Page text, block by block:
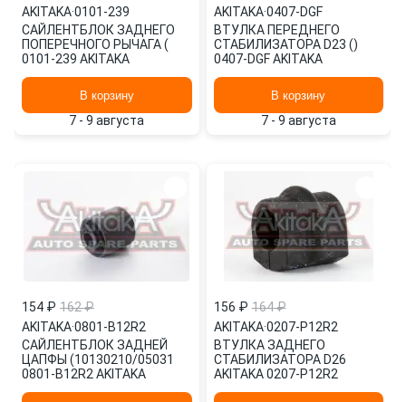
AKITAKA·0101-239
САЙЛЕНТБЛОК ЗАДНЕГО
ПОПЕРЕЧНОГО РЫЧАГА (
0101-239 AKITAKA
В корзину
7 - 9 августа
AKITAKA·0407-DGF
ВТУЛКА ПЕРЕДНЕГО
СТАБИЛИЗАТОРА D23 ()
0407-DGF AKITAKA
В корзину
7 - 9 августа
154 ₽ 162 ₽
AKITAKA·0801-B12R2
САЙЛЕНТБЛОК ЗАДНЕЙ
ЦАПФЫ (10130210/05031
0801-B12R2 AKITAKA
156 ₽ 164 ₽
AKITAKA·0207-P12R2
ВТУЛКА ЗАДНЕГО
СТАБИЛИЗАТОРА D26
AKITAKA 0207-P12R2